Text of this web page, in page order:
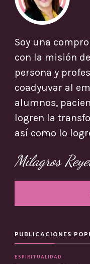
Soy una
con la misión
persona y
coadyuvar al
alumnos,
logren la
así como lo
Milagros
PUBLICACIONES
ESPIRITUALIDAD